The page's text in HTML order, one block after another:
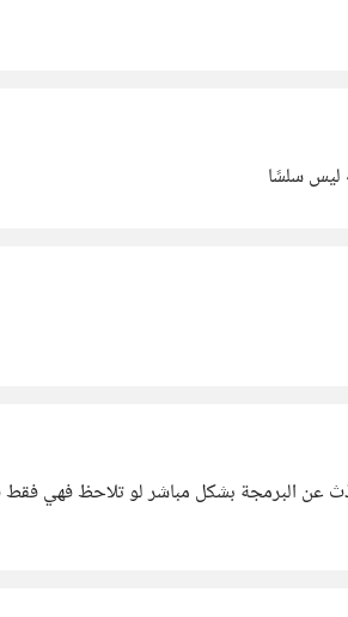
ليس سلسًا
عن البرمجة بشكل مباشر لو تلاحظ فهي